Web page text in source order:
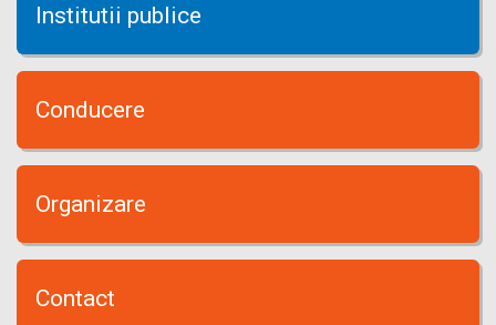
Institutii publice
Conducere
Organizare
Contact